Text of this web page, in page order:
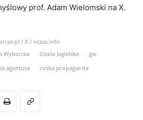
prof. Adam Wielomski na X.
/ X / nczas.info
Wyborcza Gizela Jagielska
gw
agentura
ruska propaganda